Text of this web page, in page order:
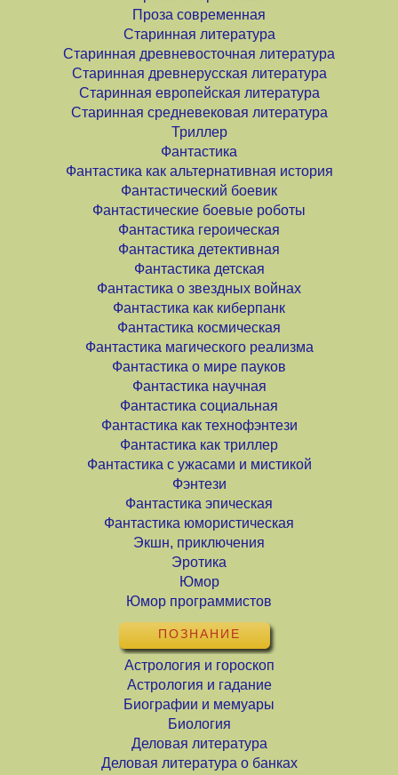
Проза современная
Старинная литература
Старинная древневосточная литература
Старинная древнерусская литература
Старинная европейская литература
Старинная средневековая литература
Триллер
Фантастика
Фантастика как альтернативная история
Фантастический боевик
Фантастические боевые роботы
Фантастика героическая
Фантастика детективная
Фантастика детская
Фантастика о звездных войнах
Фантастика как киберпанк
Фантастика космическая
Фантастика магического реализма
Фантастика о мире пауков
Фантастика научная
Фантастика социальная
Фантастика как технофэнтези
Фантастика как триллер
Фантастика с ужасами и мистикой
Фэнтези
Фантастика эпическая
Фантастика юмористическая
Экшн, приключения
Эротика
Юмор
Юмор программистов
ПОЗНАНИЕ
Астрология и гороскоп
Астрология и гадание
Биографии и мемуары
Биология
Деловая литература
Деловая литература о банках